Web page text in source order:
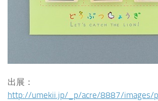
出展：
http://umekii.jp/_p/acre/8887/images/